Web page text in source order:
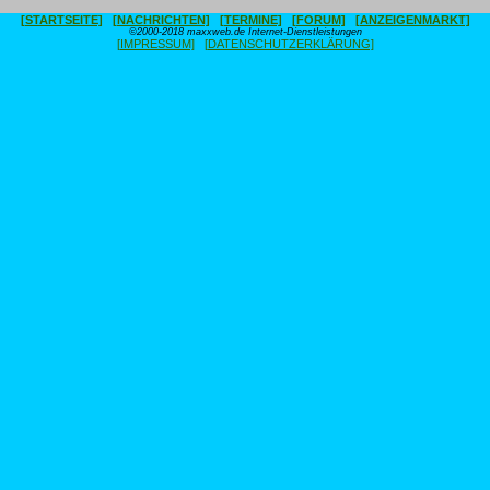
[STARTSEITE] [NACHRICHTEN] [TERMINE] [FORUM] [ANZEIGENMARKT]
©2000-2018 maxxweb.de Internet-Dienstleistungen
[IMPRESSUM] [DATENSCHUTZERKLÄRUNG]